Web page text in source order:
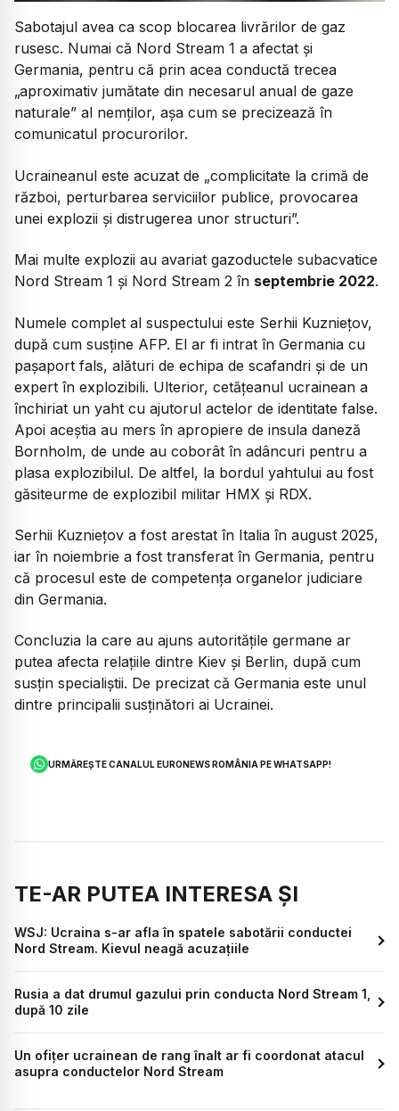
Sabotajul avea ca scop blocarea livrărilor de gaz
rusesc. Numai că Nord Stream 1 a afectat și
Germania, pentru că prin acea conductă trecea
„aproximativ jumătate din necesarul anual de gaze
naturale” al nemților, așa cum se precizează în
comunicatul procurorilor.
Ucraineanul este acuzat de „complicitate la crimă de
război, perturbarea serviciilor publice, provocarea
unei explozii și distrugerea unor structuri”.
Mai multe explozii au avariat gazoductele subacvatice
Nord Stream 1 și Nord Stream 2 în septembrie 2022.
Numele complet al suspectului este Serhii Kuzniețov,
după cum susține AFP. El ar fi intrat în Germania cu
pașaport fals, alături de echipa de scafandri și de un
expert în explozibili. Ulterior, cetățeanul ucrainean a
închiriat un yaht cu ajutorul actelor de identitate false.
Apoi aceștia au mers în apropiere de insula daneză
Bornholm, de unde au coborât în adâncuri pentru a
plasa explozibilul. De altfel, la bordul yahtului au fost
găsiteurme de explozibil militar HMX și RDX.
Serhii Kuzniețov a fost arestat în Italia în august 2025,
iar în noiembrie a fost transferat în Germania, pentru
că procesul este de competența organelor judiciare
din Germania.
Concluzia la care au ajuns autoritățile germane ar
putea afecta relațiile dintre Kiev și Berlin, după cum
susțin specialiștii. De precizat că Germania este unul
dintre principalii susținători ai Ucrainei.
URMĂREȘTE CANALUL EURONEWS ROMÂNIA PE WHATSAPP!
TE-AR PUTEA INTERESA ȘI
WSJ: Ucraina s-ar afla în spatele sabotării conductei
Nord Stream. Kievul neagă acuzațiile
Rusia a dat drumul gazului prin conducta Nord Stream 1,
după 10 zile
Un ofiţer ucrainean de rang înalt ar fi coordonat atacul
asupra conductelor Nord Stream